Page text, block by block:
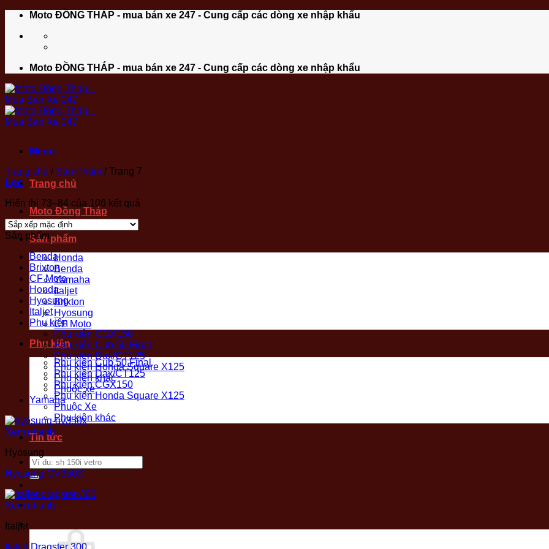
Moto ĐỒNG THÁP - mua bán xe 247 - Cung cấp các dòng xe nhập khẩu
Moto ĐỒNG THÁP - mua bán xe 247 - Cung cấp các dòng xe nhập khẩu
Menu
Trang chủ
Moto Đồng Tháp
Sản phẩm
Honda
Benda
Yamaha
Italjet
Brixton
Hyosung
CF Moto
Phụ kiện
Phụ kiện Cub 50 Final
Phụ kiện Dax/CT125
Phụ kiện CGX150
Phụ kiện Honda Square X125
Phuộc Xe
Phụ kiện khác
Tin tức
Tìm
kiếm:
Trang chủ / Sản Phẩm / Trang 7
Lọc
Hiển thị 73–84 của 106 kết quả
Sản phẩm
Benda
Brixton
CF Moto
Honda
Hyosung
Italjet
Phụ kiện
Phụ kiện CGX150
Phụ kiện Cub 50 Final
Phụ kiện Dax/CT125
Phụ kiện Honda Square X125
Phụ kiện khác
Phuộc xe
Yamaha
Xem nhanh
Hyosung
Hyosung GV350X
Xem nhanh
Italjet
Italjet Dragster 300